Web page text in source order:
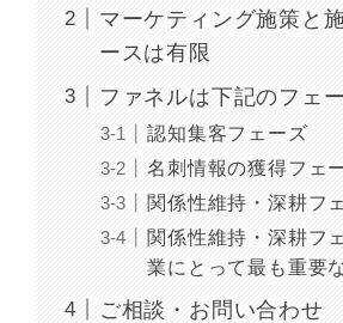
マーケティング施策と
ースは有限
ファネルは下記のフェ
認知集客フェーズ
名刺情報の獲得フェ
関係性維持・深耕フ
関係性維持・深耕フ
業にとって最も重要
ご相談・お問い合わせ